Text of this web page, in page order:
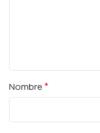
Nombre*